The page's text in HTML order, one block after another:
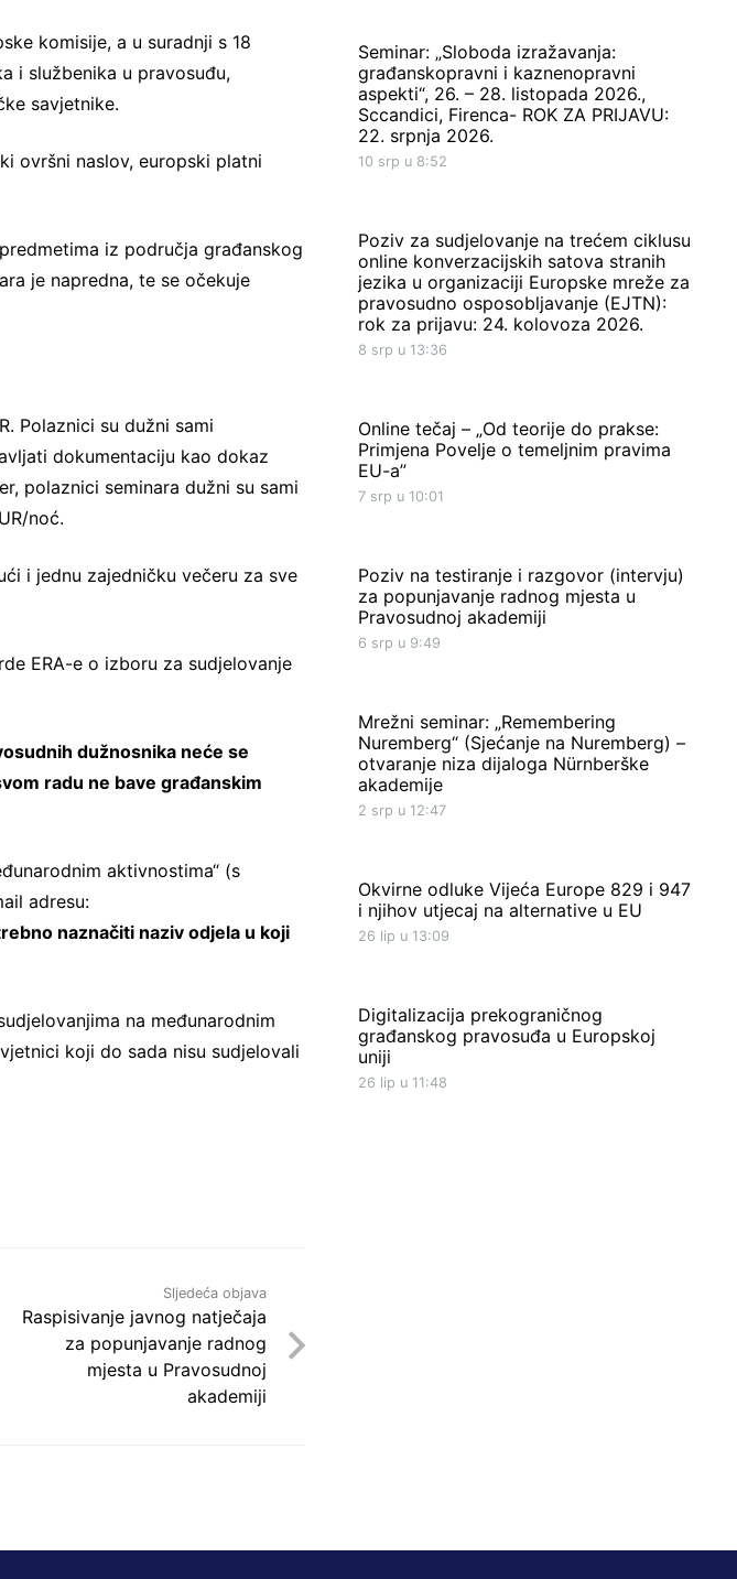
komisije, a u suradnji s 18
i službenika u pravosuđu,
savjetnike.
ovršni naslov, europski platni
iz područja građanskog
je napredna, te se očekuje
Polaznici su dužni sami
dokumentaciju kao dokaz
polaznici seminara dužni su sami
noć.
i jednu zajedničku večeru za sve
ERA-e o izboru za sudjelovanje
dužnosnika neće se
radu ne bave građanskim
aktivnostima“ (s
adresu:
naznačiti naziv odjela u koji
na međunarodnim
koji do sada nisu sudjelovali
Sljedeća objava
Raspisivanje javnog natječaja
za popunjavanje radnog
mjesta u Pravosudnoj
akademiji
Seminar: „Sloboda izražavanja:
građanskopravni i kaznenopravni
aspekti“, 26. – 28. listopada 2026.,
Sccandici, Firenca- ROK ZA PRIJAVU:
22. srpnja 2026.
10 srp u 8:52
Poziv za sudjelovanje na trećem ciklusu
online konverzacijskih satova stranih
jezika u organizaciji Europske mreže za
pravosudno osposobljavanje (EJTN):
rok za prijavu: 24. kolovoza 2026.
8 srp u 13:36
Online tečaj – „Od teorije do prakse:
Primjena Povelje o temeljnim pravima
EU-a”
7 srp u 10:01
Poziv na testiranje i razgovor (intervju)
za popunjavanje radnog mjesta u
Pravosudnoj akademiji
6 srp u 9:49
Mrežni seminar: „Remembering
Nuremberg“ (Sjećanje na Nuremberg) –
otvaranje niza dijaloga Nürnberške
akademije
2 srp u 12:47
Okvirne odluke Vijeća Europe 829 i 947
i njihov utjecaj na alternative u EU
26 lip u 13:09
Digitalizacija prekograničnog
građanskog pravosuđa u Europskoj
uniji
26 lip u 11:48